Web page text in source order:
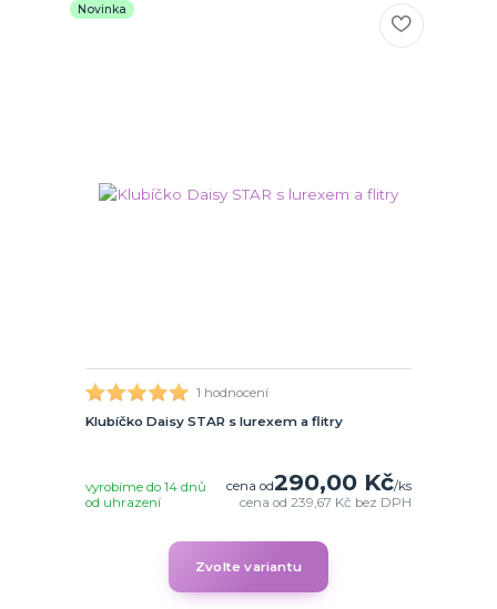
Novinka
1 hodnocení
Klubíčko Daisy STAR s lurexem a flitry
cena od290,00 Kč/ks
cena od239,67 Kč bez DPH
vyrobíme do 14 dnů
od uhrazení
Zvolte variantu